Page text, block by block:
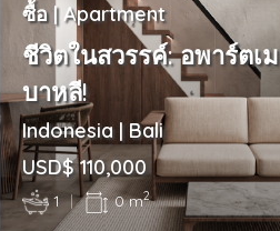
ซื้อ | Apartment
ชีวิตในสวรรค์: อพาร์ตเ
บาหลี!
Indonesia | Bali
USD$ 110,000
1 | 0 m2